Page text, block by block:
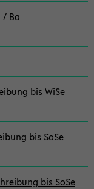
/ Ba
bis WiSe
bis SoSe
bis SoSe